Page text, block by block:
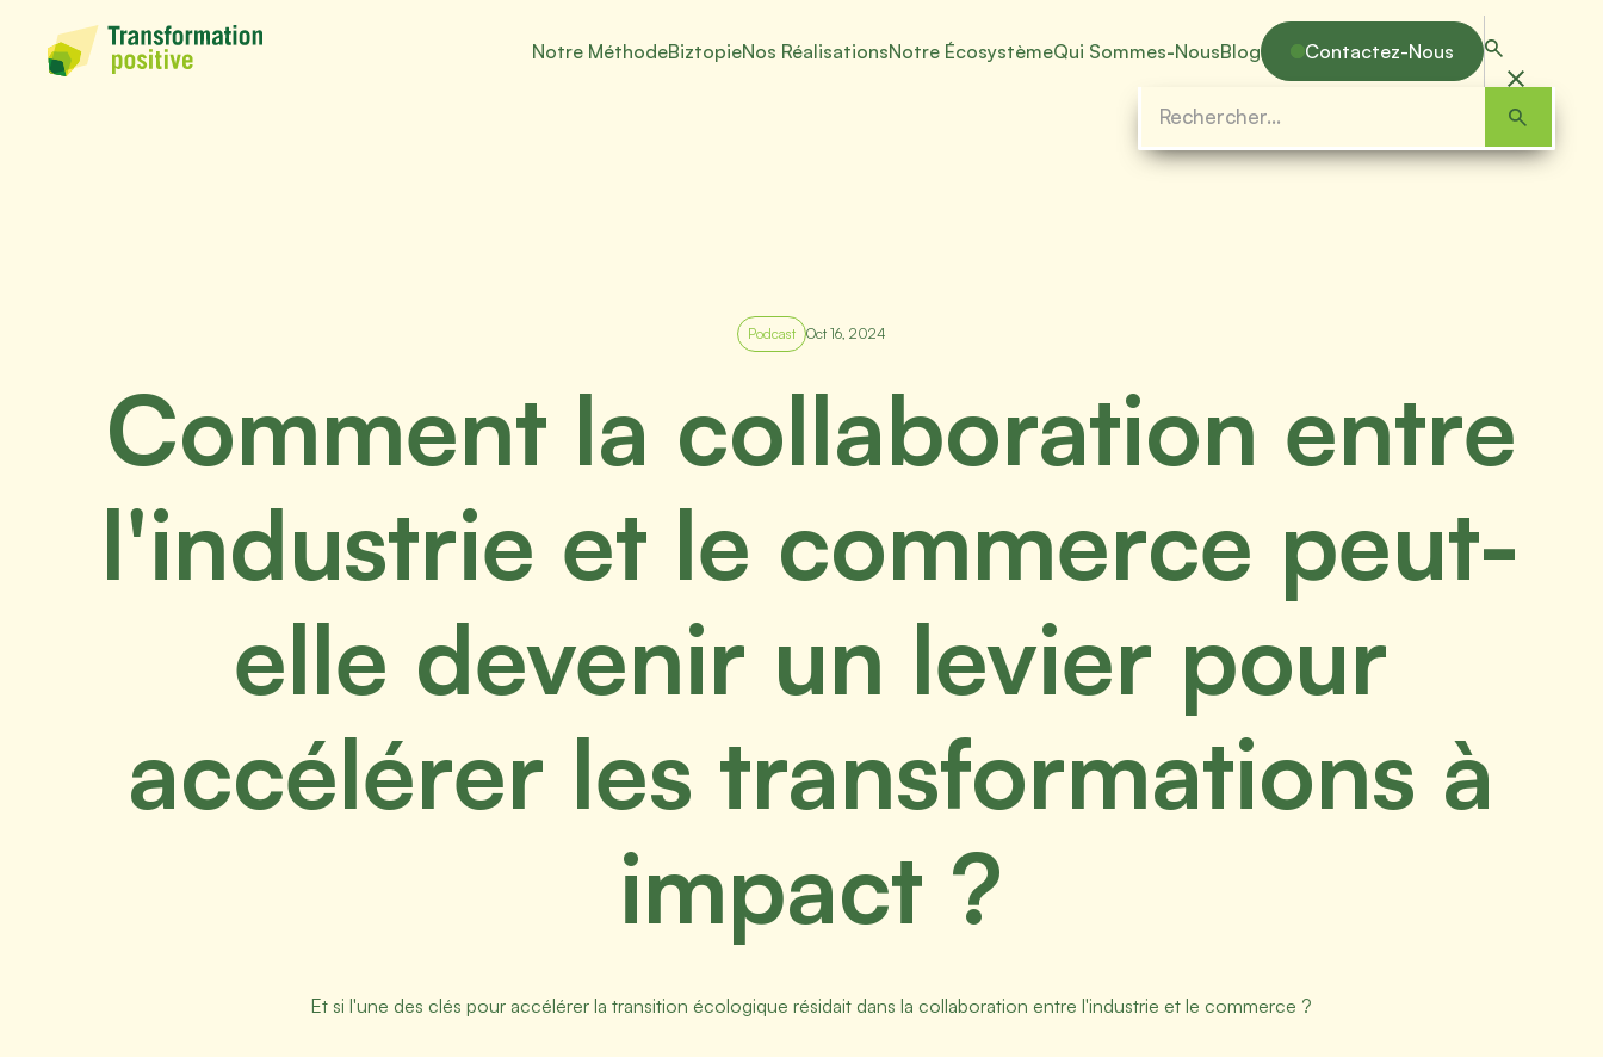
Notre MéthodeBiztopieNos RéalisationsNotre ÉcosystèmeQui Sommes-NousBlog Contactez-Nous
Podcast Oct 16, 2024
Comment la collaboration entre
l'industrie et le commerce peut-
elle devenir un levier pour
accélérer les transformations à
impact ?
Et si l'une des clés pour accélérer la transition écologique résidait dans la collaboration entre l'industrie et le commerce ?